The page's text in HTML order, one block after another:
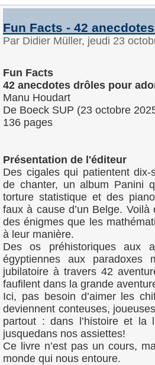
Fun Facts - 42
Par Didier Müller, jeudi 23
Fun Facts
42 anecdotes drôles pour
Manu Houdart
De Boeck SUP (23 octobre
136 pages
Présentation de l'éditeur
Des cigales qui patientent dix-
de chanter, un album Panini
torture statistique et des
faux à cause d’un Belge. Voilà
des énigmes que les
à leur manière.
Des os préhistoriques aux
égyptiennes aux paradoxes
jubilatoire à travers 42
faufilent dans la grande
Ici, pas besoin d’aimer les
deviennent conteuses,
partout : dans l’histoire et la
jusquedans nos assiettes!
Ce livre n’est pas un cours,
monde qui nous entoure.